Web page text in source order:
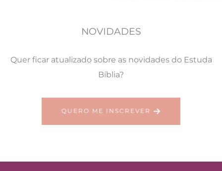
NOVIDADES
Quer ficar atualizado sobre as novidades do Estuda
Bíblia?
QUERO ME INSCREVER